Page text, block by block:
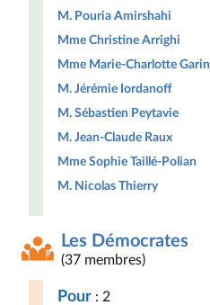
M. Pouria Amirshahi
Mme Christine Arrighi
Mme Marie-Charlotte Garin
M. Jérémie Iordanoff
M. Sébastien Peytavie
M. Jean-Claude Raux
Mme Sophie Taillé-Polian
M. Nicolas Thierry
Les Démocrates
(37 membres)
Pour : 2